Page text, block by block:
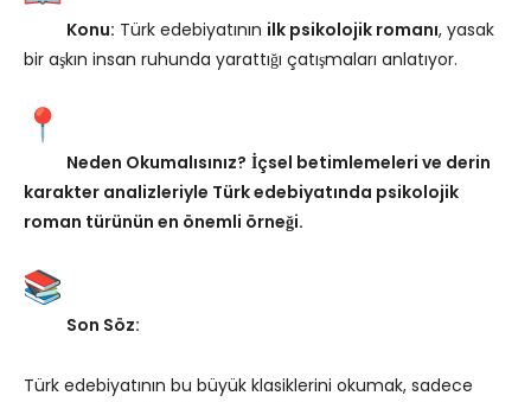
Konu: Türk edebiyatının ilk psikolojik romanı, yasak
bir aşkın insan ruhunda yarattığı çatışmaları anlatıyor.
Neden Okumalısınız? İçsel betimlemeleri ve derin
karakter analizleriyle Türk edebiyatında psikolojik
roman türünün en önemli örneği.
Son Söz:
Türk edebiyatının bu büyük klasiklerini okumak, sadece